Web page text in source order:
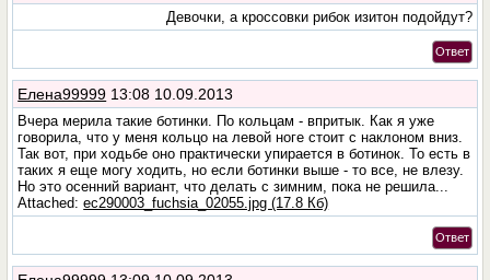
Девочки, а кроссовки рибок изитон подойдут?
Ответ
Елена99999 13:08 10.09.2013
Вчера мерила такие ботинки. По кольцам - впритык. Как я уже
говорила, что у меня кольцо на левой ноге стоит с наклоном вниз.
Так вот, при ходьбе оно практически упирается в ботинок. То есть в
таких я еще могу ходить, но если ботинки выше - то все, не влезу.
Но это осенний вариант, что делать с зимним, пока не решила...
Attached:ec290003_fuchsia_02055.jpg (17.8 Кб)
Ответ